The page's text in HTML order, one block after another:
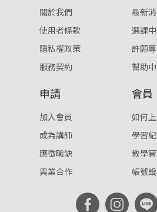
關於我們
使用者條款
隱私權政策
服務契約
最新
選課
許願
幫助
申請
加入會員
成為講師
應徵職缺
異業合作
會員
如何
學習
教學
帳號